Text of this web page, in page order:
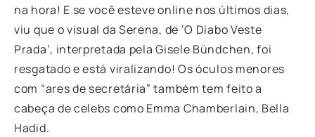
na hora! E se você esteve online nos últimos dias,
viu que o visual da Serena, de ‘O Diabo Veste
Prada’, interpretada pela Gisele Bündchen, foi
resgatado e está viralizando! Os óculos menores
com “ares de secretária” também tem feito a
cabeça de celebs como Emma Chamberlain, Bella
Hadid.